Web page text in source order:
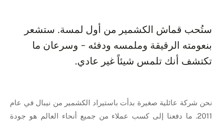
ستُحب قماش الكشمير من أول لمسة. ستشعر
بنعومته الرقيقة وملمسه ودفئه - وسرعان ما
تكتشف أنك تلمس شيئاً غير عادي.
نحن شركة عائلية صغيرة بدأت باستيراد الكشمير من نيبال في عام
2011. ما دفعنا إلى كسب عملاء من جميع أنحاء العالم هو جودة